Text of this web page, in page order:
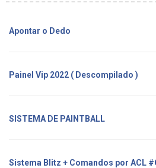
Apontar o Dedo
Painel Vip 2022 ( Descompilado )
SISTEMA DE PAINTBALL
Sistema Blitz + Comandos por ACL